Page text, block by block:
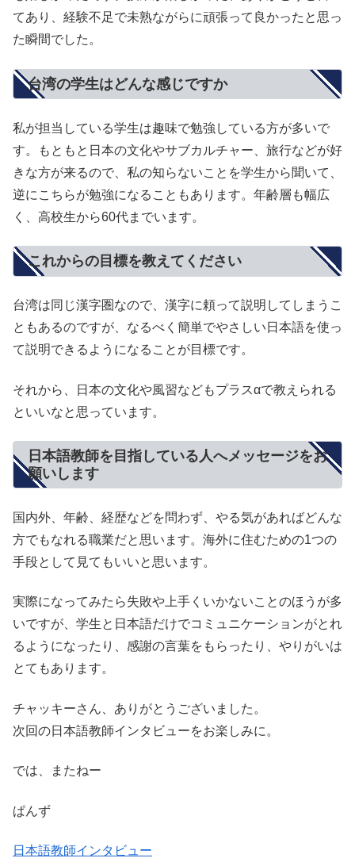
てあり、経験不足で未熟ながらに頑張って良かったと思っ
た瞬間でした。
台湾の学生はどんな感じですか
私が担当している学生は趣味で勉強している方が多いで
す。もともと日本の文化やサブカルチャー、旅行などが好
きな方が来るので、私の知らないことを学生から聞いて、
逆にこちらが勉強になることもあります。年齢層も幅広
く、高校生から60代までいます。
これからの目標を教えてください
台湾は同じ漢字圏なので、漢字に頼って説明してしまうこ
ともあるのですが、なるべく簡単でやさしい日本語を使っ
て説明できるようになることが目標です。
それから、日本の文化や風習などもプラスαで教えられる
といいなと思っています。
日本語教師を目指している人へメッセージをお
願いします
国内外、年齢、経歴などを問わず、やる気があればどんな
方でもなれる職業だと思います。海外に住むための1つの
手段として見てもいいと思います。
実際になってみたら失敗や上手くいかないことのほうが多
いですが、学生と日本語だけでコミュニケーションがとれ
るようになったり、感謝の言葉をもらったり、やりがいは
とてもあります。
チャッキーさん、ありがとうございました。
次回の日本語教師インタビューをお楽しみに。
では、またねー
ぱんず
日本語教師インタビュー